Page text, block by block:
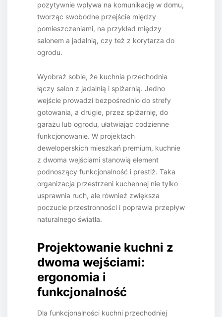
pozytywnie wpływa na komunikację w domu,
tworząc swobodne przejście między
pomieszczeniami, na przykład między
salonem a jadalnią, czy też z korytarza do
ogrodu.
Wyobraź sobie, że kuchnia przechodnia
łączy salon z jadalnią i spiżarnią. Jedno
wejście prowadzi bezpośrednio do strefy
gotowania, a drugie, przez spiżarnię, do
garażu lub ogrodu, ułatwiając codzienne
funkcjonowanie. W projektach
deweloperskich mieszkań premium, kuchnie
z dwoma wejściami stanowią element
podnoszący funkcjonalność i prestiż. Taka
organizacja przestrzeni kuchennej nie tylko
usprawnia ruch, ale również zwiększa
poczucie przestronności i poprawia przepływ
naturalnego światła.
Projektowanie kuchni z
dwoma wejściami:
ergonomia i
funkcjonalność
Dla funkcjonalności kuchni przechodniej